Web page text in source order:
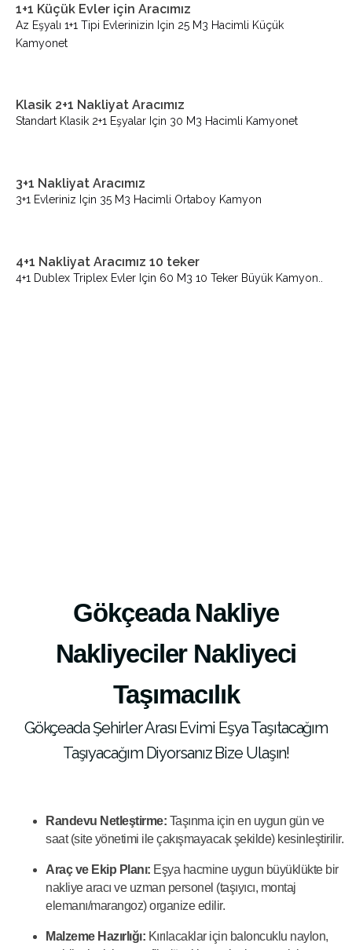
1+1 Küçük Evler için Aracımız
Az Eşyalı 1+1 Tipi Evlerinizin Için 25 M3 Hacimli Küçük
Kamyonet
Klasik 2+1 Nakliyat Aracımız
Standart Klasik 2+1 Eşyalar Için 30 M3 Hacimli Kamyonet
3+1 Nakliyat Aracımız
3+1 Evleriniz Için 35 M3 Hacimli Ortaboy Kamyon
4+1 Nakliyat Aracımız 10 teker
4+1 Dublex Triplex Evler Için 60 M3 10 Teker Büyük Kamyon..
Gökçeada Nakliye
Nakliyeciler Nakliyeci
Taşımacılık
Gökçeada Şehirler Arası Evimi Eşya Taşıtacağım
Taşıyacağım Diyorsanız Bize Ulaşın!
Randevu Netleştirme: Taşınma için en uygun gün ve
saat (site yönetimi ile çakışmayacak şekilde) kesinleştirilir.
Araç ve Ekip Planı: Eşya hacmine uygun büyüklükte bir
nakliye aracı ve uzman personel (taşıyıcı, montaj
elemanı/marangoz) organize edilir.
Malzeme Hazırlığı: Kırılacaklar için baloncuklu naylon,